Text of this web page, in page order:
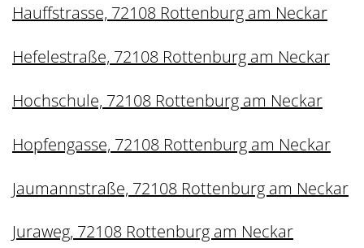
Hauffstrasse, 72108 Rottenburg am Neckar
Hefelestraße, 72108 Rottenburg am Neckar
Hochschule, 72108 Rottenburg am Neckar
Hopfengasse, 72108 Rottenburg am Neckar
Jaumannstraße, 72108 Rottenburg am Neckar
Juraweg, 72108 Rottenburg am Neckar